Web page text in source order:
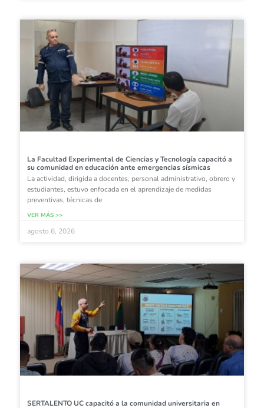
La Facultad Experimental de Ciencias y Tecnología capacitó a
su comunidad en educación ante emergencias sísmicas
La actividad, dirigida a docentes, personal administrativo, obrero y
estudiantes, estuvo enfocada en el aprendizaje de medidas
preventivas, técnicas de
VER MÁS >>
agosto 6, 2026
SERTALENTO UC capacitó a la comunidad universitaria en